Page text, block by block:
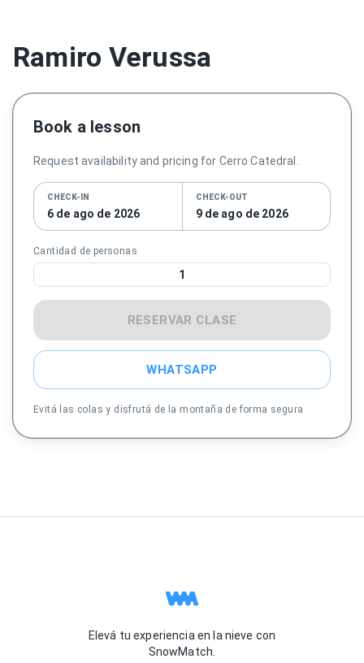
Ramiro Verussa
Book a lesson
Request availability and pricing for Cerro Catedral.
CHECK-IN
6 de ago de 2026
CHECK-OUT
9 de ago de 2026
Cantidad de personas
1
RESERVAR CLASE
WHATSAPP
Evitá las colas y disfrutá de la montaña de forma segura
Elevá tu experiencia en la nieve con
SnowMatch.